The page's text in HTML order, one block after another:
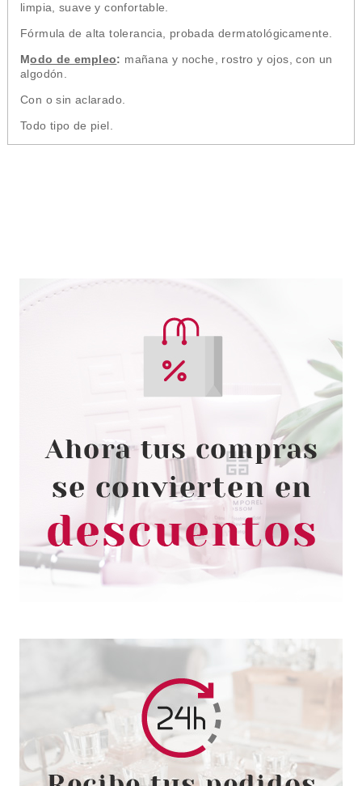
limpia, suave y confortable.
Fórmula de alta tolerancia, probada dermatológicamente.
Modo de empleo: mañana y noche, rostro y ojos, con un
algodón.
Con o sin aclarado.
Todo tipo de piel.